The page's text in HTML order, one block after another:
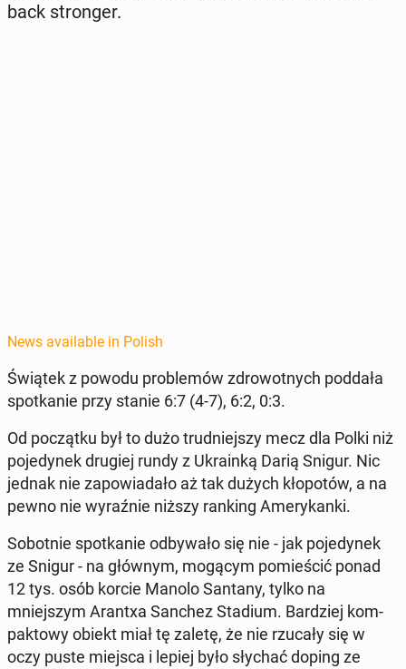
back stronger.
News available in Polish
Świątek z powodu prob­lemów zdrowot­nych poddała
spotkanie przy stanie 6:7 (4-7), 6:2, 0:3.
Od początku był to dużo trud­niejszy mecz dla Polki niż
po­je­dynek drugiej rundy z Ukrainką Darią Snigur. Nic
jednak nie za­powiadało aż tak dużych kłopotów, a na
pewno nie wyraźnie niższy ranking Amerykan­ki.
Sobot­nie spotkanie odby­wało się nie - jak po­je­dynek
ze Snigur - na głównym, mogącym pomieś­cić ponad
12 tys. osób korcie Manolo Santany, tylko na
mniejszym Arantxa Sanchez Stadium. Bardziej kom­
pak­towy obiekt miał tę zaletę, że nie rzucały się w
oczy puste miejsca i lepiej było słychać doping ze